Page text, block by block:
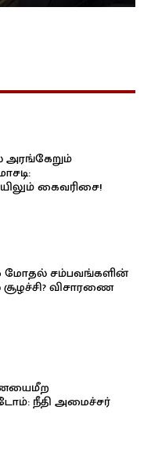
கைவரிசை!
மோதல் சம்பவங்களின்
விசாரணை
நீதி அமைச்சர்